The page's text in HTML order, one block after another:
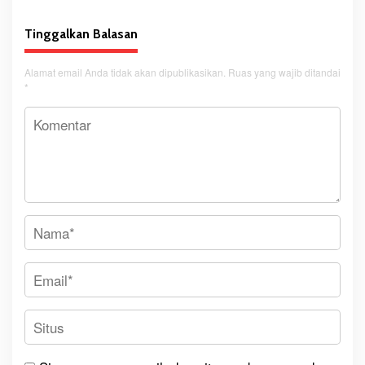
Tinggalkan Balasan
Alamat email Anda tidak akan dipublikasikan. Ruas yang wajib ditandai
*